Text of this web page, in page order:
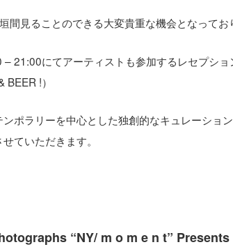
間見ることのできる大変貴重な機会となってお
21:00にてアーティストも参加するレセプシ
!）
ポラリーを中心とした独創的なキュレーショ
ていただきます。
“NY/ m o m e n t” Presents